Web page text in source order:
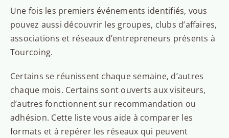
Une fois les premiers événements identifiés, vous
pouvez aussi découvrir les groupes, clubs d’affaires,
associations et réseaux d’entrepreneurs présents à
Tourcoing.
Certains se réunissent chaque semaine, d’autres
chaque mois. Certains sont ouverts aux visiteurs,
d’autres fonctionnent sur recommandation ou
adhésion. Cette liste vous aide à comparer les
formats et à repérer les réseaux qui peuvent